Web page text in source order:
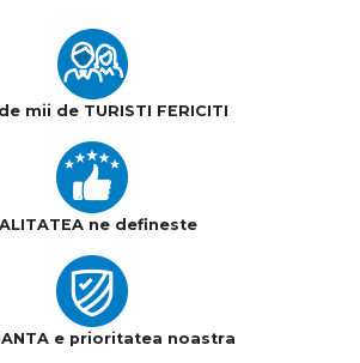
mii de TURISTI FERICITI
ne defineste
e prioritatea noastra